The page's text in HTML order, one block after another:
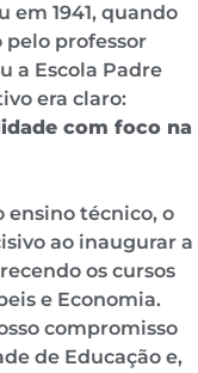
em 1941, quando
pelo professor
a Escola Padre
era claro:
com foco na
ensino técnico, o
ao inaugurar a
os cursos
e Economia.
compromisso
de Educação e,